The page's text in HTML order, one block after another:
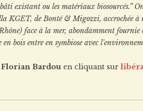
existant ou les matériaux biosourcés.”
KGET, de Bonté & Migozzi, accrochée à
face à la mer, abondamment fournie
bois entre en symbiose avec
Florian Bardou en cliquant sur